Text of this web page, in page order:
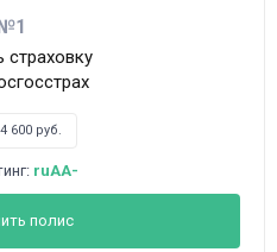
1
600 руб.
ruAA-
полис